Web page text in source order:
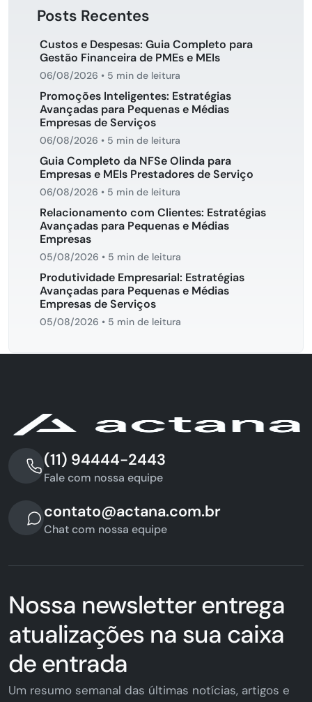
Posts Recentes
Custos e Despesas: Guia Completo para
Gestão Financeira de PMEs e MEIs
06/08/2026 • 5 min de leitura
Promoções Inteligentes: Estratégias
Avançadas para Pequenas e Médias
Empresas de Serviços
06/08/2026 • 5 min de leitura
Guia Completo da NFSe Olinda para
Empresas e MEIs Prestadores de Serviço
06/08/2026 • 5 min de leitura
Relacionamento com Clientes: Estratégias
Avançadas para Pequenas e Médias
Empresas
05/08/2026 • 5 min de leitura
Produtividade Empresarial: Estratégias
Avançadas para Pequenas e Médias
Empresas de Serviços
05/08/2026 • 5 min de leitura
(11) 94444-2443
Fale com nossa equipe
contato@actana.com.br
Chat com nossa equipe
Nossa newsletter entrega
atualizações na sua caixa
de entrada
Um resumo semanal das últimas notícias, artigos e